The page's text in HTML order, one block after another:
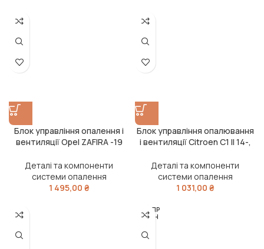
Блок управління опалення і
вентиляції Opel ZAFIRA -19
Деталі та компоненти
системи опалення
1 495,00 ₴
Блок управління опалювання
і вентиляції Citroen C1 II 14-,
07- (вир-во E
Деталі та компоненти
системи опалення
1 031,00 ₴
РОЗПР
ОДАН